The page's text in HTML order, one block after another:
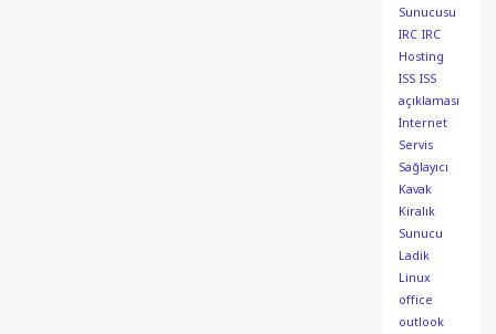
Sunucusu
IRC IRC
Hosting
ISS ISS
açıklaması
İnternet
Servis
Sağlayıcı
Kavak
Kiralık
Sunucu
Ladik
Linux
office
outlook